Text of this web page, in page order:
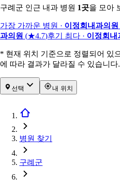
구례군 인근 내과 병원 1곳을 모아
가장 가까운 병원 · 이정회내과의원
과의원 (★4.7)후기 최다 · 이정회내
* 현재 위치 기준으로 정렬되어 있
에 따라 결과가 달라질 수 있습니다.
선택 내 위치
병원 찾기
구례군